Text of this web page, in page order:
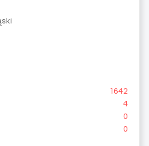
1642
4
0
0